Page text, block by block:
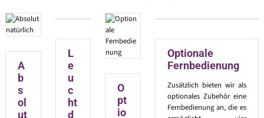
A
b
s
ol
ut
L
e
u
c
ht
d
O
pt
io
Optionale
Fernbedienung
Zusätzlich bieten wir als
optionales Zubehör eine
Fernbedienung an, die es